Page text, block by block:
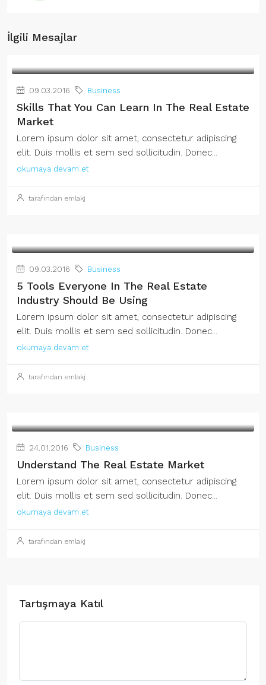
İlgili Mesajlar
09.03.2016 Business
Skills That You Can Learn In The Real Estate
Market
Lorem ipsum dolor sit amet, consectetur adipiscing
elit. Duis mollis et sem sed sollicitudin. Donec...
okumaya devam et
tarafından emlakj
09.03.2016 Business
5 Tools Everyone In The Real Estate
Industry Should Be Using
Lorem ipsum dolor sit amet, consectetur adipiscing
elit. Duis mollis et sem sed sollicitudin. Donec...
okumaya devam et
tarafından emlakj
24.01.2016 Business
Understand The Real Estate Market
Lorem ipsum dolor sit amet, consectetur adipiscing
elit. Duis mollis et sem sed sollicitudin. Donec...
okumaya devam et
tarafından emlakj
Tartışmaya Katıl